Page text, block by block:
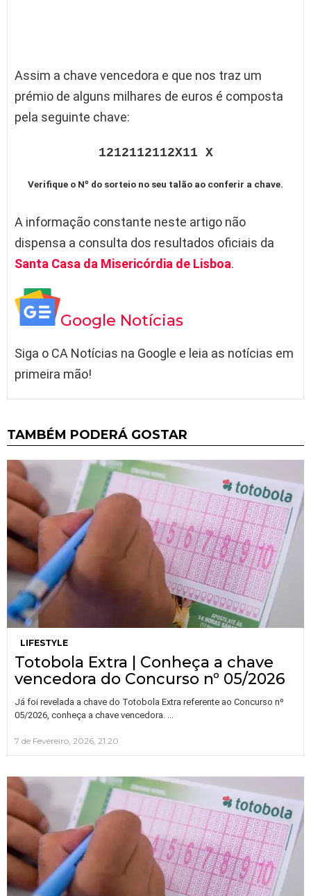
Assim a chave vencedora e que nos traz um
prémio de alguns milhares de euros é composta
pela seguinte chave:
1212112112X11 X
Verifique o Nº do sorteio no seu talão ao conferir a chave.
A informação constante neste artigo não
dispensa a consulta dos resultados oficiais da
Santa Casa da Misericórdia de Lisboa.
Google Notícias
Siga o CA Notícias na Google e leia as notícias em
primeira mão!
TAMBÉM PODERÁ GOSTAR
LIFESTYLE
Totobola Extra | Conheça a chave
vencedora do Concurso nº 05/2026
Já foi revelada a chave do Totobola Extra referente ao Concurso nº
05/2026, conheça a chave vencedora.
7 de Fevereiro, 2026, 21:20